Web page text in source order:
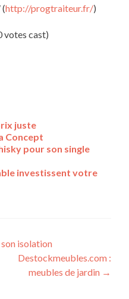
http://progtraiteur.fr/)
votes cast)
juste
Concept
pour son single
investissent votre
isolation
Destockmeubles.com :
meubles de jardin →